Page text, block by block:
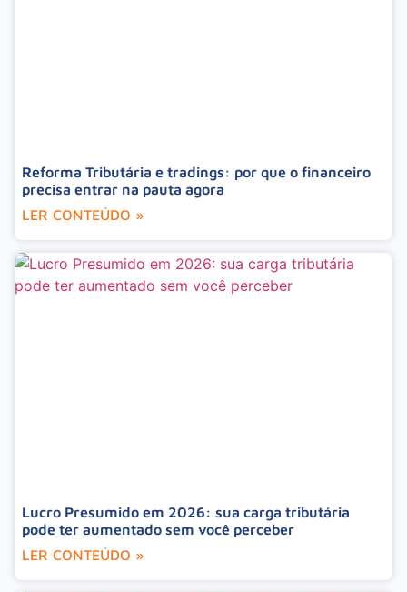
Reforma Tributária e tradings: por que o financeiro
precisa entrar na pauta agora
LER CONTEÚDO »
Lucro Presumido em 2026: sua carga tributária
pode ter aumentado sem você perceber
LER CONTEÚDO »